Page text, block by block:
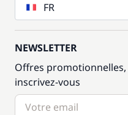
FR
NEWSLETTER
Offres
inscrivez-vous